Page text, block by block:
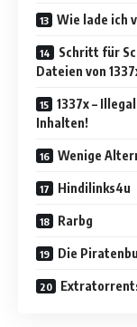
Wie lade ich
Schritt für
Dateien von
1337x –
Inhalten!
Wenige
Hindilinks4u
Rarbg
Die